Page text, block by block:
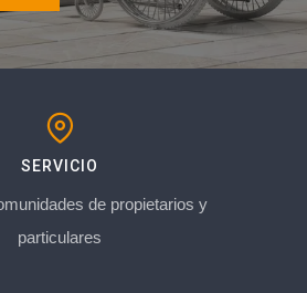
SERVICIO
de propietarios y
particulares